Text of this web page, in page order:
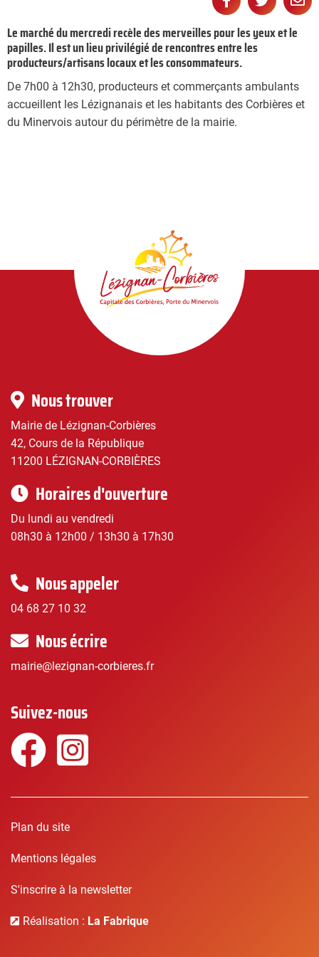
sur
Facebook
sur
Le marché du mercredi recèle des merveilles pour les yeux et le
papilles. Il est un lieu privilégié de rencontres entre les
producteurs/artisans locaux et les consommateurs.
De 7h00 à 12h30, producteurs et commerçants ambulants
accueillent les Lézignanais et les habitants des Corbières et
du Minervois autour du périmètre de la mairie.
Lézignan-
Infos
pratiques
Nous trouver
Mairie de Lézignan-Corbières
42, Cours de la République
11200 LÉZIGNAN-CORBIÈRES
Horaires d'ouverture
Du lundi au vendredi
08h30 à 12h00 / 13h30 à 17h30
Nous appeler
04 68 27 10 32
Nous écrire
mairie@lezignan-corbieres.fr
Suivez-nous
Facebook
Plan du site
Mentions légales
S'inscrire à la newsletter
Réalisation : La Fabrique